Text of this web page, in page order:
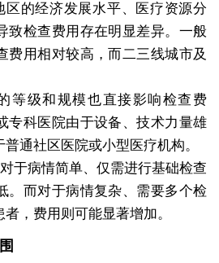
区的经济发展水平、医疗资源分
致检查费用存在明显差异。一般
费用相对较高，而二三线城市及
等级和规模也直接影响检查费
专科医院由于设备、技术力量雄
通社区医院或小型医疗机构。
于病情简单、仅需进行基础检查
。而对于病情复杂、需要多个检
，费用则可能显著增加。